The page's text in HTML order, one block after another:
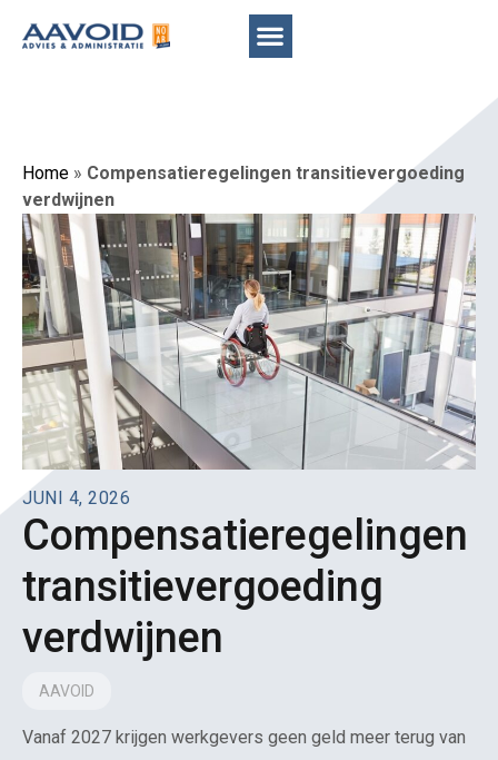
Home » Compensatieregelingen transitievergoeding
verdwijnen
JUNI 4, 2026
Compensatieregelingen
transitievergoeding
verdwijnen
AAVOID
Vanaf 2027 krijgen werkgevers geen geld meer terug van